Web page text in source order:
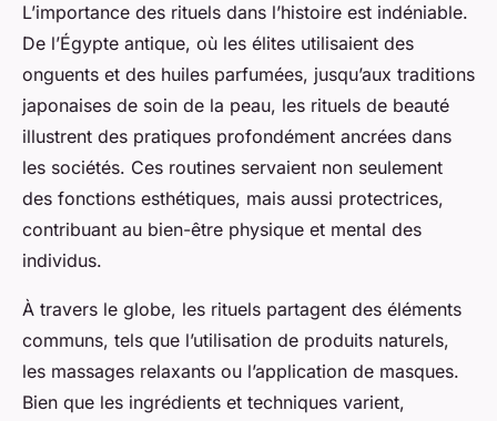
L’importance des rituels dans l’histoire est indéniable.
De l’Égypte antique, où les élites utilisaient des
onguents et des huiles parfumées, jusqu’aux traditions
japonaises de soin de la peau, les rituels de beauté
illustrent des pratiques profondément ancrées dans
les sociétés. Ces routines servaient non seulement
des fonctions esthétiques, mais aussi protectrices,
contribuant au bien-être physique et mental des
individus.
À travers le globe, les rituels partagent des éléments
communs, tels que l’utilisation de produits naturels,
les massages relaxants ou l’application de masques.
Bien que les ingrédients et techniques varient,